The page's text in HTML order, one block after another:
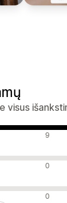
visus
9
0
0